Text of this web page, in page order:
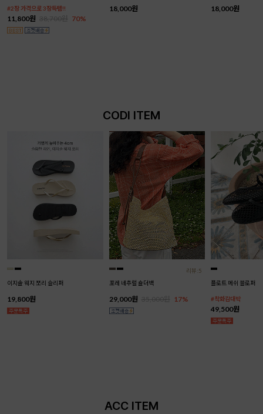
#2장 가격으로 3장득템!!
11,800원 70%
18,000원 18,000원
CODI ITEM
이지솔 웨지 쪼리 슬리퍼
19,800원
리뷰:5
포레 네추럴 숄더백
29,000원 17%
플로트 메쉬 블로퍼
#착화감대박
49,500원
ACC ITEM